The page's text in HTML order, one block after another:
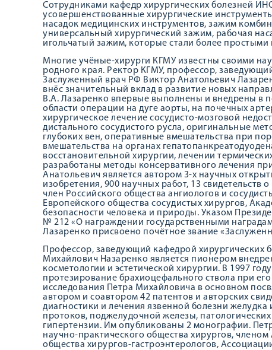
Сотрудниками кафедр хирургических болезней
усовершенствованные хирургические
насадок медицинских инструментов, зажим
универсальный хирургический зажим, рабочая
игольчатый зажим, которые стали более простыми
Многие учёные-хирурги КГМУ известны своими
родного края. Ректор КГМУ, профессор,
Заслуженный врач РФ Виктор Анатольевич
внёс значительный вклад в развитие новых
В.А. Лазаренко впервые выполнены и внедрены в
области операции на дуге аорты, на почечных
хирургическое лечение сосудисто-мозговой
дистального сосудистого русла, оригинальные
глубоких вен, оперативные вмешательства при
вмешательства на органах
восстановительной хирургии, лечении
разработаны методы консервативного лечения
Анатольевич является автором 3-х научных
изобретения, 900 научных работ, 13
член Российского общества ангиологов и
Европейского общества сосудистых хирургов,
безопасности человека и природы. Указом
№ 212 «О награждении государственными
Лазаренко присвоено почётное звание
Профессор, заведующий кафедрой
Михайлович Назаренко является пионером
косметологии и эстетической хирургии. В 1997
протезирование брахиоцефального ствола при
исследования Петра Михайловича в основном
автором и соавтором 42 патентов и авторских
диагностики и лечения язвенной болезни
протоков, поджелудочной железы,
гипертензии. Им опубликованы 2 монографии.
научно-практического общества хирургов,
общества хирургов-гастроэнтерологов,